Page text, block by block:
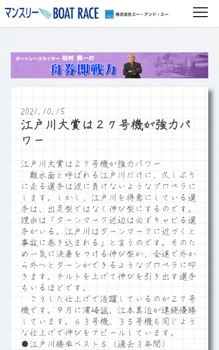
2021.10.15
江戸川大賞は２７号機が強力パ
ワー
江戸川大賞は２７号機が強力パワー
難水面と呼ばれる江戸川だけに、久しぶり
に走る選手は波に負けないようなプロペラに
します。しかし、江戸川を得意にしている選
手は、出足型ではなく伸び型にするのです。
理由は「ターンマーク近辺は必ずキャビる選
手がいる。江戸川はターンマークに近づくと
事故に巻き込まれる」と言うのです。そのた
め一気に決着をつける伸び型か、全速で外か
ら外へとターンができるようなプロペラに叩
きます。チルトを上げて伸びを引き出す選手
もいるほどです。
こうした仕上げで活躍しているのが２７号
機です。９月に濱崎誠、江本真治が連続優勝
しています。６３号機、３５号機も同じよう
な仕上げで伸びをアピールしています。
●江戸川勝率ベスト５（過去３年間）